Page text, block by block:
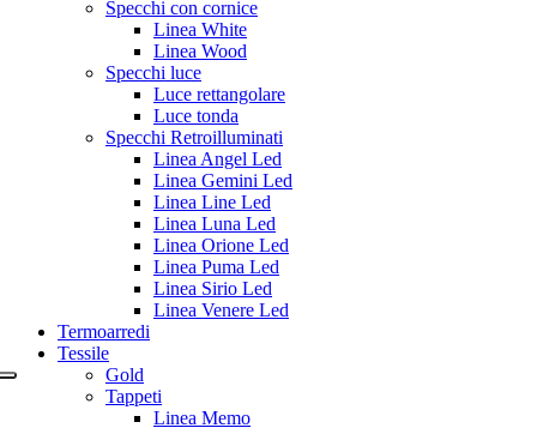
Specchi con cornice
Linea White
Linea Wood
Specchi luce
Luce rettangolare
Luce tonda
Specchi Retroilluminati
Linea Angel Led
Linea Gemini Led
Linea Line Led
Linea Luna Led
Linea Orione Led
Linea Puma Led
Linea Sirio Led
Linea Venere Led
Termoarredi
Tessile
Gold
Tappeti
Linea Memo